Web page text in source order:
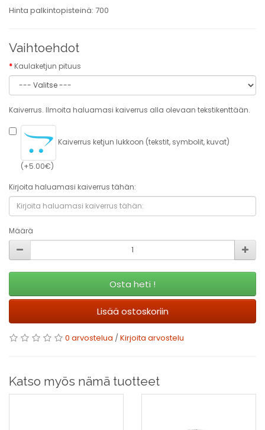
Hinta palkintopisteinä: 700
Vaihtoehdot
Kaulaketjun pituus
Kaiverrus. Ilmoita haluamasi kaiverrus alla olevaan tekstikenttään.
Kaiverrus ketjun lukkoon (tekstit, symbolit, kuvat)
(+5.00€)
Kirjoita haluamasi kaiverrus tähän:
Määrä
Osta heti !
Lisää ostoskoriin
0 arvostelua /Kirjoita arvostelu
Katso myös nämä tuotteet